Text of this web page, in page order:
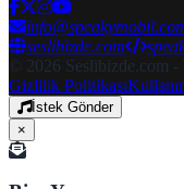
seslibizde.com
© 2026 Seslibizde.com -
Gizlilik Politikası
İstek Gönder
×